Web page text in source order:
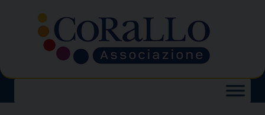
content